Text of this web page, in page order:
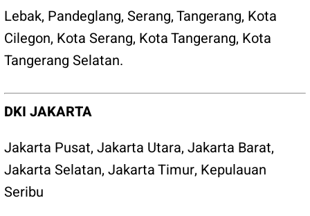
Lebak, Pandeglang, Serang,Tangerang, Kota
Cilegon, Kota Serang, Kota Tangerang, Kota
Tangerang Selatan.
DKI JAKARTA
Jakarta Pusat, Jakarta Utara, Jakarta Barat,
Jakarta Selatan, Jakarta Timur, Kepulauan
Seribu